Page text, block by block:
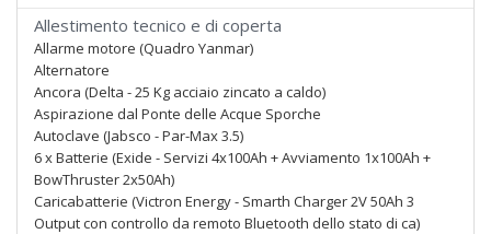
Allestimento tecnico e di coperta
Allarme motore (Quadro Yanmar)
Alternatore
Ancora (Delta - 25 Kg acciaio zincato a caldo)
Aspirazione dal Ponte delle Acque Sporche
Autoclave (Jabsco - Par-Max 3.5)
6 x Batterie (Exide - Servizi 4x100Ah + Avviamento 1x100Ah +
BowThruster 2x50Ah)
Caricabatterie (Victron Energy - Smarth Charger 2V 50Ah 3
Output con controllo da remoto Bluetooth dello stato di ca)